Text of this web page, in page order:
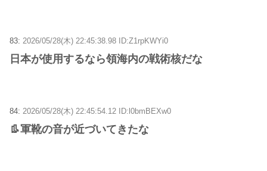
83: 2026/05/28(木) 22:45:38.98 ID:Z1rpKWYi0
日本が使用するなら領海内の戦術核だな
84: 2026/05/28(木) 22:45:54.12 ID:l0bmBEXw0
👢軍靴の音が近づいてきたな